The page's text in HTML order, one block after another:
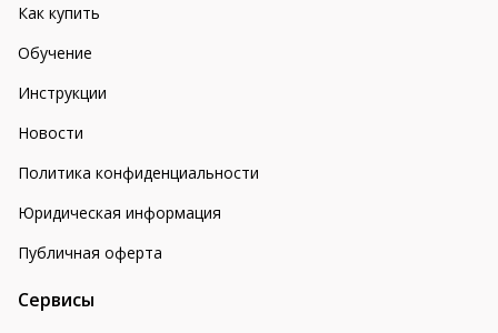
Как купить
Обучение
Инструкции
Новости
Политика конфиденциальности
Юридическая информация
Публичная оферта
Сервисы